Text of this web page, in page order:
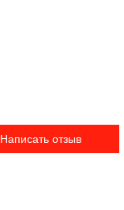
Написать отзыв